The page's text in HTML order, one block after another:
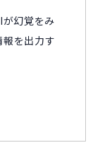
幻覚をみ
を出力す